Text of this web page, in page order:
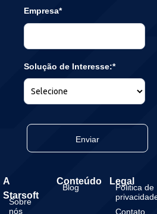
Empresa*
Solução de Interesse:*
Enviar
A
Starsoft
Sobre
nós
Conteúdo
Blog
Legal
Politica de
Contato